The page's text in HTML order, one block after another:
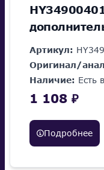
Артикул:
Оригинал/
Наличие: Есть
1 108 ₽
Подробнее